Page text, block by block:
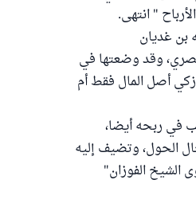
بن غديان
وقد وضعتها في
أصل المال فقط أم
في ربحه أيضا،
الحول، وتضيف إليه
الشيخ الفوزان"